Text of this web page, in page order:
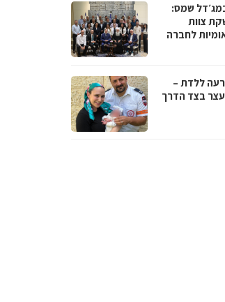
שמס:
צוות
לחברה
ללדת –
בצד הדרך